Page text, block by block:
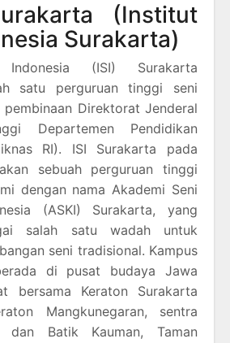
(Institut
Surakarta)
(ISI) Surakarta
satu perguruan tinggi seni
Direktorat Jenderal
Departemen Pendidikan
RI). ISI Surakarta pada
sebuah perguruan tinggi
dengan nama Akademi Seni
(ASKI) Surakarta, yang
salah satu wadah untuk
seni tradisional. Kampus
di pusat budaya Jawa
bersama Keraton Surakarta
Mangkunegaran, sentra
dan Batik Kauman, Taman